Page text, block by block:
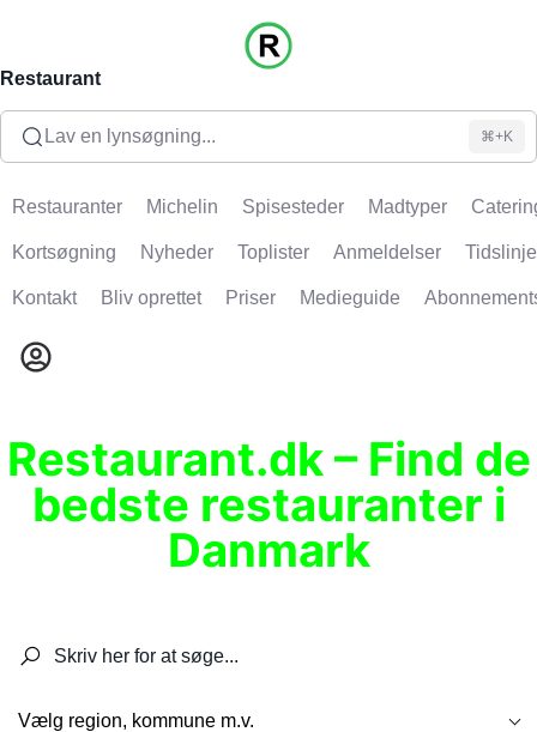
Restaurant
Lav en lynsøgning... ⌘+K
Restauranter Michelin Spisesteder Madtyper
Kortsøgning Nyheder Toplister Anmeldelser Tidslinje
Kontakt Bliv oprettet Priser Medieguide
Restaurant.dk – Find de
bedste restauranter i
Danmark
Vælg region, kommune m.v.